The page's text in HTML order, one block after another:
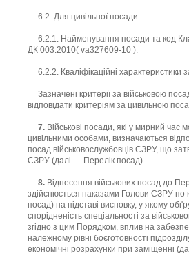
6.2. Для цивільної посади:
6.2.1. Найменування посади та код
ДК 003:2010( va327609-10 ).
6.2.2. Кваліфікаційні характеристики
Зазначені критерії за військовою
відповідати критеріям за цивільною
7. Військові посади, які у мирний час
цивільними особами, визначаються
посад військовослужбовців СЗРУ, що
СЗРУ (далі — Перелік посад).
8. Віднесення військових посад до
здійснюється наказами Голови СЗРУ по
посад) на підставі висновку, у якому
спорідненість спеціальності за
згідно з цим Порядком, вплив на
належному рівні боєготовності
економічні розрахунки при заміщенні